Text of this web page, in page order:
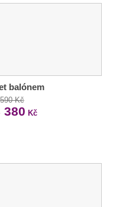
balónem
Kč
380 Kč